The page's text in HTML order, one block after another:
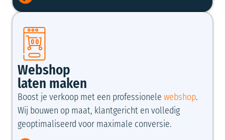
Webshop
laten maken
Boost je verkoop met een professionele webshop.
Wij bouwen op maat, klantgericht en volledig
geoptimaliseerd voor maximale conversie.